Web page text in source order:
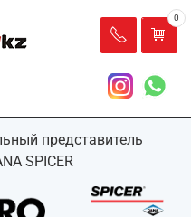
представитель
SPICER
0